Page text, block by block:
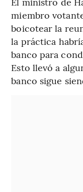
miembro
boicotear la
la práctica
banco para
Esto llevó a
banco sigue